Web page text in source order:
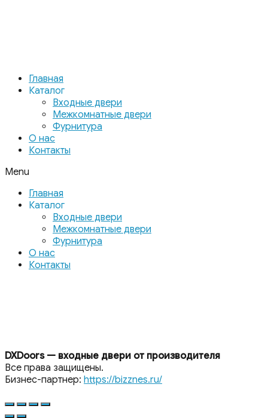
Главная
Каталог
Входные двери
Межкомнатные двери
Фурнитура
О нас
Контакты
Menu
Главная
Каталог
Входные двери
Межкомнатные двери
Фурнитура
О нас
Контакты
DXDoors — входные двери от производителя
Все права защищены.
Бизнес-партнер: https://bizznes.ru/